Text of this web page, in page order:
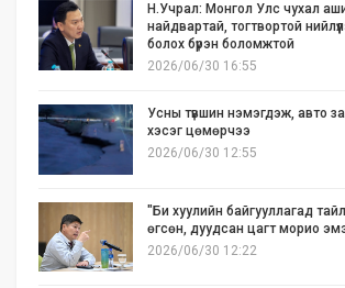
Н.Учрал: Монгол Улс чухал
найдвартай, тогтвортой
болох бүрэн боломжтой
2026/06/30 16:55
Усны түвшин нэмэгдэж, авто
хэсэг цөмөрчээ
2026/06/30 12:55
"Би хуулийн байгууллагад
өгсөн, дуудсан цагт морио
2026/06/30 12:22